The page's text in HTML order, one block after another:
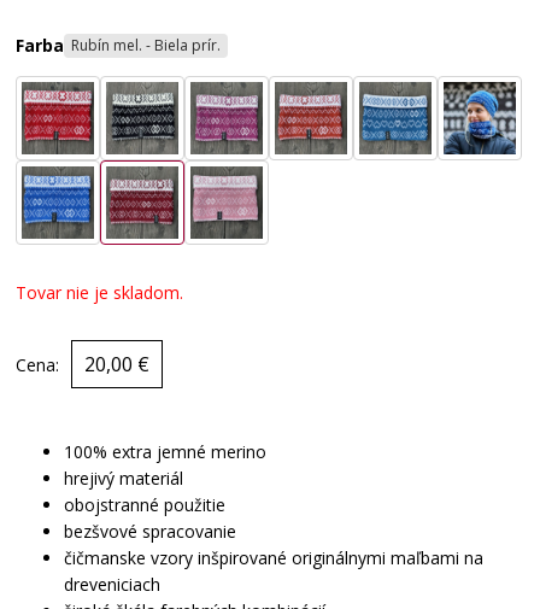
Farba Rubín mel. - Biela prír.
Tovar nie je skladom.
Cena: 20,00 €
100% extra jemné merino
hrejivý materiál
obojstranné použitie
bezšvové spracovanie
čičmanske vzory inšpirované originálnymi maľbami na
dreveniciach